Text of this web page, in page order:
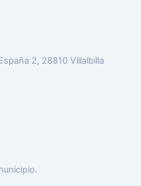
2, 28810 Villalbilla